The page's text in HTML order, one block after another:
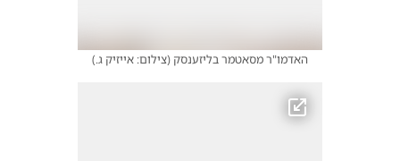
האדמו"ר מסאטמר בליזענסק (צילום: אייזיק ג.)